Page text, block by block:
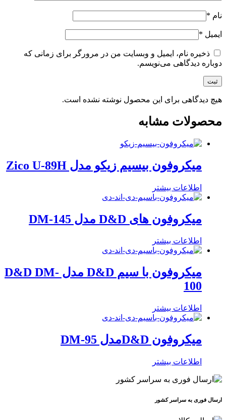
نام *
ایمیل *
ذخیره نام، ایمیل و وبسایت من در مرورگر برای زمانی که
دوباره دیدگاهی می‌نویسم.
هیچ دیدگاهی برای این محصول نوشته نشده است.
محصولات مشابه
میکروفون بیسیم زیکو مدل Zico U-89H
اطلاعات بیشتر
میکروفون های D&D مدل DM-145
اطلاعات بیشتر
میکروفون با سیم D&D مدل D&D DM-
100
اطلاعات بیشتر
میکروفون D&Dمدل DM-95
اطلاعات بیشتر
ارسال فوری به سراسر کشور